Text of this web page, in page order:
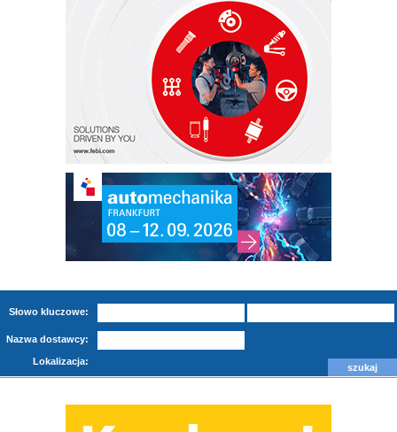
Słowo kluczowe:
Nazwa dostawcy:
Lokalizacja: